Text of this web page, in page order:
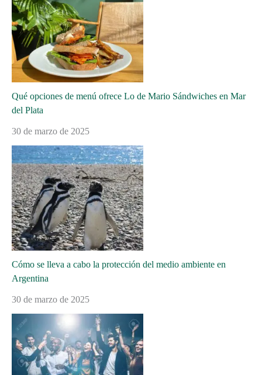
Qué opciones de menú ofrece Lo de Mario Sándwiches en Mar
del Plata
30 de marzo de 2025
Cómo se lleva a cabo la protección del medio ambiente en
Argentina
30 de marzo de 2025